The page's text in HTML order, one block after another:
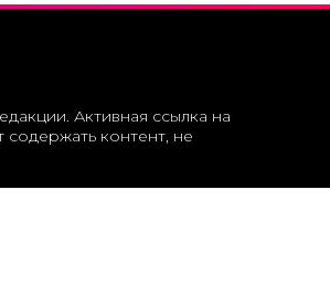
Активная ссылка на
контент, не